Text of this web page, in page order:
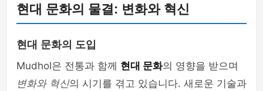
현대 문화의 물결: 변화와 혁신
현대 문화의 도입
Mudhol은 전통과 함께 현대 문화의 영향을 받으며
변화와 혁신의 시기를 겪고 있습니다. 새로운 기술과